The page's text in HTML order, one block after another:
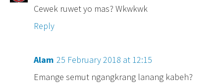
Cewek ruwet yo mas? Wkwkwk
Reply
Alam 25 February 2018 at 12:15
Emange semut ngangkrang lanang kabeh?